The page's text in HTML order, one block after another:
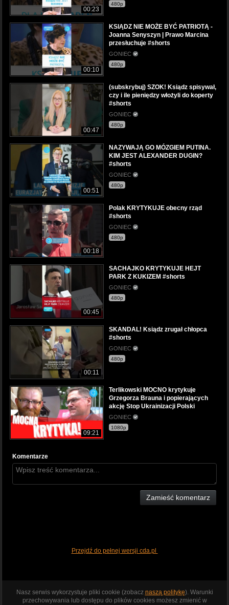
00:23
480p
00:10
KSIĄDZ NIE MOŻE BYĆ PATRIOTĄ -
Joanna Senyszyn | Prawo Marcina
przesłuchuje #shorts
GONIEC
480p
00:47
(subskrybuj) SZOK! Ksiądz spisywał,
czy i ile pieniędzy włożyli do koperty
#shorts
GONIEC
480p
00:51
NAZYWAJĄ GO MÓZGIEM PUTINA.
KIM JEST ALEXANDER DUGIN?
#shorts
GONIEC
480p
00:18
Polak KRYTYKUJE obecny rząd
#shorts
GONIEC
480p
00:45
SACHAJKO KRYTYKUJE HEJT
PARK Z KUKIZEM #shorts
GONIEC
480p
00:11
SKANDAL! Ksiądz zrugał chłopca
#shorts
GONIEC
480p
09:21
Terlikowski MOCNO krytykuje
Grzegorza Brauna i popierających
akcję Stop Ukrainizacji Polski
GONIEC
1080p
Komentarze
Zamieść komentarz
Przejdź do pełnej wersji cda.pl
Nasz serwis wykorzystuje pliki cookie (zobacz naszą politykę). Warunki
przechowywania lub dostępu do plików cookies możesz zmienić w